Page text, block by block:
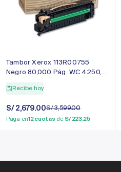
Tambor Xerox 113R00755
Negro 80,000 Pág. WC 4250,
Recibe hoy
Precio
de
venta
S/ 2,679.00
Precio
regular
S/ 3,599.00
Paga en12 cuotas de S/ 223.25